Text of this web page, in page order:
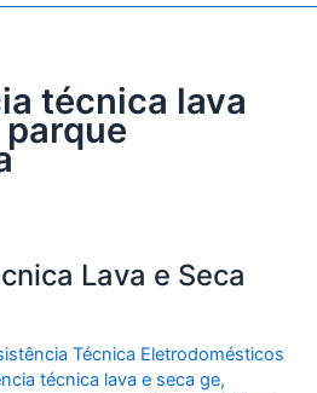
técnica lava
parque
Lava e Seca
Técnica Eletrodomésticos
técnica lava e seca ge,